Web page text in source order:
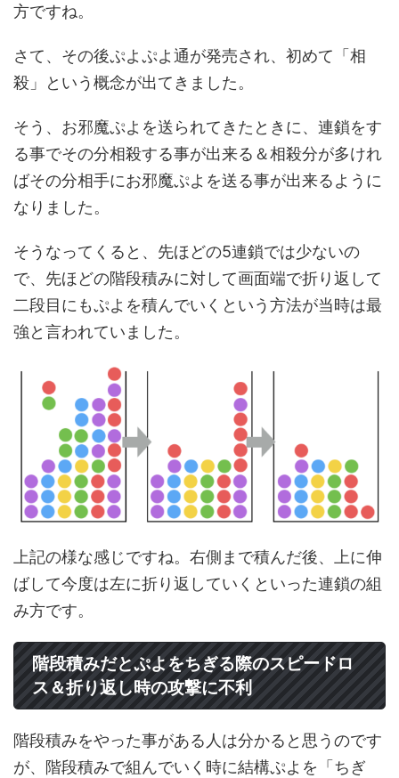
方ですね。
さて、その後ぷよぷよ通が発売され、初めて「相
殺」という概念が出てきました。
そう、お邪魔ぷよを送られてきたときに、連鎖をす
る事でその分相殺する事が出来る＆相殺分が多けれ
ばその分相手にお邪魔ぷよを送る事が出来るように
なりました。
そうなってくると、先ほどの5連鎖では少ないの
で、先ほどの階段積みに対して画面端で折り返して
二段目にもぷよを積んでいくという方法が当時は最
強と言われていました。
上記の様な感じですね。右側まで積んだ後、上に伸
ばして今度は左に折り返していくといった連鎖の組
み方です。
階段積みだとぷよをちぎる際のスピードロ
ス＆折り返し時の攻撃に不利
階段積みをやった事がある人は分かると思うのです
が、階段積みで組んでいく時に結構ぷよを「ちぎ